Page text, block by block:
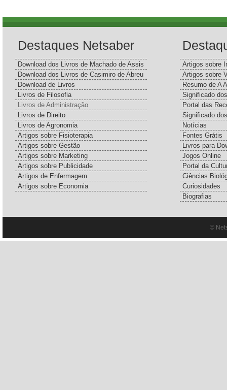
Destaques Netsaber
Download dos Livros de Machado de Assis
Download dos Livros de Casimiro de Abreu
Download de Livros
Livros de Filosofia
Livros de Administração
Livros de Direito
Livros de Agronomia
Artigos sobre Fisioterapia
Artigos sobre Gestão
Artigos sobre Marketing
Artigos sobre Publicidade
Artigos de Enfermagem
Artigos sobre Economia
Artigos sobre
Artigos sobre
Resumo de A
Significado
Portal das
Significado
Notícias
Fontes Grátis
Livros para
Jogos Online
Portal da
Ciências
Curiosidades
Biografias
©